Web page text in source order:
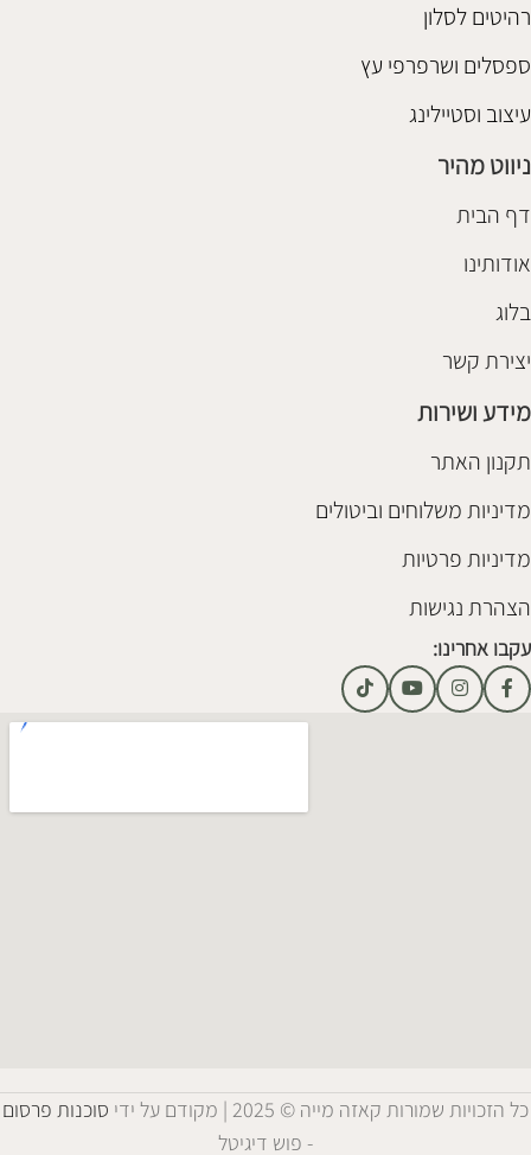
רהיטים לסלון
ספסלים ושרפרפי עץ
עיצוב וסטיילינג
ניווט מהיר
דף הבית
אודותינו
בלוג
יצירת קשר
מידע ושירות
תקנון האתר
מדיניות משלוחים וביטולים
מדיניות פרטיות
הצהרת נגישות
עקבו אחרינו:
כל הזכויות שמורות קאזה מייה © 2025 | מקודם על ידי
סוכנות פרסום
- פוש דיגיטל